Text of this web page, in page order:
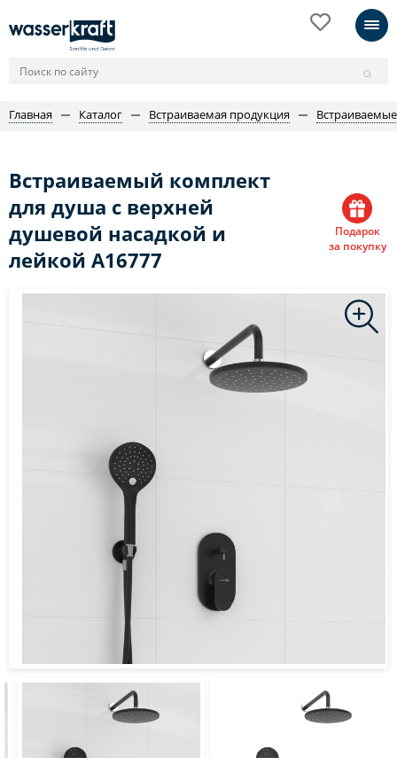
Главная Каталог Встраиваемая продукция
Встраиваемый комплект
для душа с верхней
душевой насадкой и
лейкой A16777
Подарок
за покупку